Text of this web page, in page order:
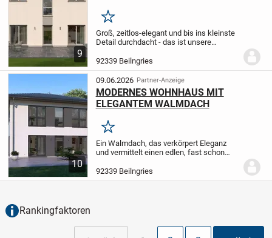
9
Merken
Groß, zeitlos-elegant und bis ins kleinste
Detail durchdacht - das ist unsere
als 180 m2, verteilt auf zwei Ebenen, ist
ausreichend Platz zum Leben, Arbeiten...
92339 Beilngries
10
09.06.2026 Partner-Anzeige
MODERNES WOHNHAUS MIT
ELEGANTEM WALMDACH
Merken
Ein Walmdach, das verkörpert Eleganz
und vermittelt einen edlen, fast schon
unserer Stadtvilla 10 mit Walmdach. Das
große Plus: Dank dieser Dachform gibt es
92339 Beilngries
Rankingfaktoren